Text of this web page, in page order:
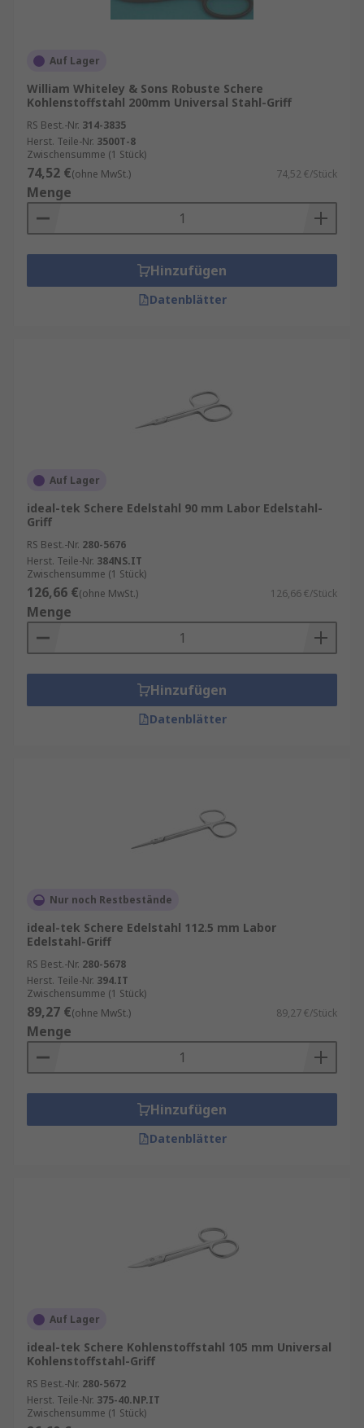
Auf Lager
William Whiteley & Sons Robuste Schere
Kohlenstoffstahl 200mm Universal Stahl-Griff
RS Best.-Nr. 314-3835
Herst. Teile-Nr. 3500T-8
Zwischensumme (1 Stück)
74,52 €(ohne MwSt.) 74,52 €/Stück
Menge
Hinzufügen
Datenblätter
Auf Lager
ideal-tek Schere Edelstahl 90 mm Labor Edelstahl-
Griff
RS Best.-Nr. 280-5676
Herst. Teile-Nr. 384NS.IT
Zwischensumme (1 Stück)
126,66 €(ohne MwSt.) 126,66 €/Stück
Menge
Hinzufügen
Datenblätter
Nur noch Restbestände
ideal-tek Schere Edelstahl 112.5 mm Labor
Edelstahl-Griff
RS Best.-Nr. 280-5678
Herst. Teile-Nr. 394.IT
Zwischensumme (1 Stück)
89,27 €(ohne MwSt.) 89,27 €/Stück
Menge
Hinzufügen
Datenblätter
Auf Lager
ideal-tek Schere Kohlenstoffstahl 105 mm Universal
Kohlenstoffstahl-Griff
RS Best.-Nr. 280-5672
Herst. Teile-Nr. 375-40.NP.IT
Zwischensumme (1 Stück)